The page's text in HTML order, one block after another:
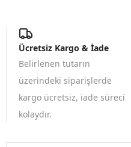
Ücretsiz Kargo & İade
Belirlenen tutarın
üzerindeki siparişlerde
kargo ücretsiz, iade süreci
kolaydır.